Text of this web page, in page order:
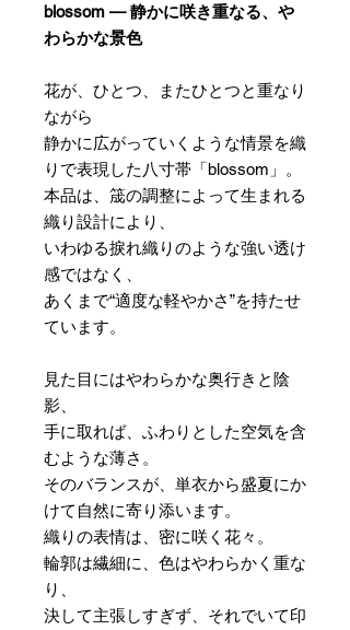
blossom — 静かに咲き重なる、や
わらかな景色
花が、ひとつ、またひとつと重なり
ながら
静かに広がっていくような情景を織
りで表現した八寸帯「blossom」。
本品は、筬の調整によって生まれる
織り設計により、
いわゆる捩れ織りのような強い透け
感ではなく、
あくまで“適度な軽やかさ”を持たせ
ています。
見た目にはやわらかな奥行きと陰
影、
手に取れば、ふわりとした空気を含
むような薄さ。
そのバランスが、単衣から盛夏にか
けて自然に寄り添います。
織りの表情は、密に咲く花々。
輪郭は繊細に、色はやわらかく重な
り、
決して主張しすぎず、それでいて印